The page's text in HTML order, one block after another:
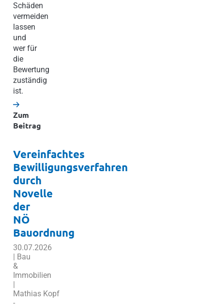
Schäden
vermeiden
lassen
und
wer für
die
Bewertung
zuständig
ist.
Zum
Beitrag
Vereinfachtes
Bewilligungsverfahren
durch
Novelle
der
NÖ
Bauordnung
30.07.2026
| Bau
&
Immobilien
|
Mathias Kopf
-